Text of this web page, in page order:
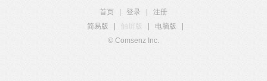
首页 登录
注册
简易版
触屏版 电脑版
© Comsenz Inc.